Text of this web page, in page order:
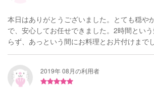
本日はありがとうございました。とても穏や
で、安心してお任せできました。2時間とい
らず、あっという間にお料理とお片付けまで
2019年 08月の利用者